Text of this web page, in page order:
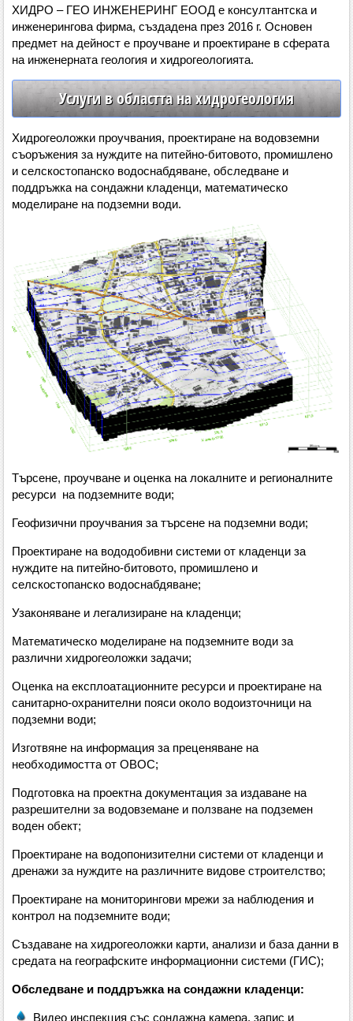
ХИДРО – ГЕО ИНЖЕНЕРИНГ ЕООД е консултантска и
инженерингова фирма, създадена през 2016 г. Основен
предмет на дейност е проучване и проектиране в сферата
на инженерната геология и хидрогеологията.
Услуги в областта на хидрогеология
Хидрогеоложки проучвания, проектиране на водовземни
съоръжения за нуждите на питейно-битовото, промишлено
и селскостопанско водоснабдяване, обследване и
поддръжка на сондажни кладенци, математическо
моделиране на подземни води.
Търсене, проучване и оценка на локалните и регионалните
ресурси на подземните води;
Геофизични проучвания за търсене на подземни води;
Проектиране на вододобивни системи от кладенци за
нуждите на питейно-битовото, промишлено и
селскостопанско водоснабдяване;
Узаконяване и легализиране на кладенци;
Математическо моделиране на подземните води за
различни хидрогеоложки задачи;
Оценка на експлоатационните ресурси и проектиране на
санитарно-охранителни пояси около водоизточници на
подземни води;
Изготвяне на информация за преценяване на
необходимостта от ОВОС;
Подготовка на проектна документация за издаване на
разрешителни за водовземане и ползване на подземен
воден обект;
Проектиране на водопонизителни системи от кладенци и
дренажи за нуждите на различните видове строителство;
Проектиране на мониторингови мрежи за наблюдения и
контрол на подземните води;
Създаване на хидрогеоложки карти, анализи и база данни в
средата на географските информационни системи (ГИС);
Обследване и поддръжка на сондажни кладенци:
Видео инспекция със сондажна камера, запис и